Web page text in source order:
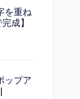
を重ね
成】
ップア